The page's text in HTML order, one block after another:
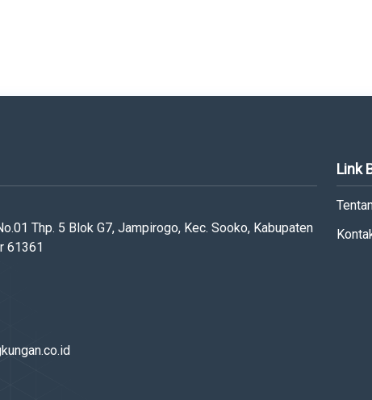
Thp. 5 Blok G7, Jampirogo, Kec. Sooko, Kabupaten
61361
Link